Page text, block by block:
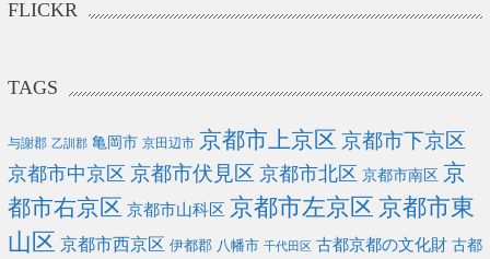
FLICKR
TAGS
与謝郡 乙訓郡 亀岡市 京田辺市 京都市上京区 京都市下京区
京都市中京区 京都市伏見区 京都市北区 京都市南区 京
都市右京区 京都市山科区 京都市左京区 京都市東
山区 京都市西京区 伊都郡 八幡市 千代田区 古都京都の文化財 古都